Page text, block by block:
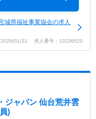
城県福祉事業協会の求人
2026/01/21 求人番号：10236520
ジャパン 仙台荒井雲
)